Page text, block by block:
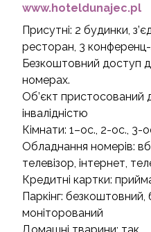
www.hoteldunajec.pl
Присутні: 2 будинки,
ресторан, 3 конференц-
Безкоштовний доступ
номерах.
Об’єкт пристосований
інвалідністю
Кімнати: 1–ос., 2-ос.,
Обладнання номерів:
телевізор, інтернет,
Кредитні картки:
Паркінг: безкоштовний,
моніторований
Домашні тварини: так